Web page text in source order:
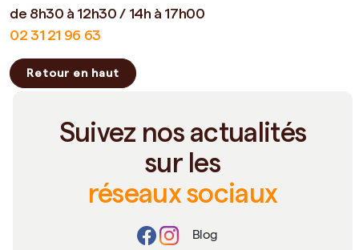
de 8h30 à 12h30 / 14h à 17h00
02 31 21 96 63
Retour en haut
Suivez nos actualités
sur les
réseaux sociaux
Blog